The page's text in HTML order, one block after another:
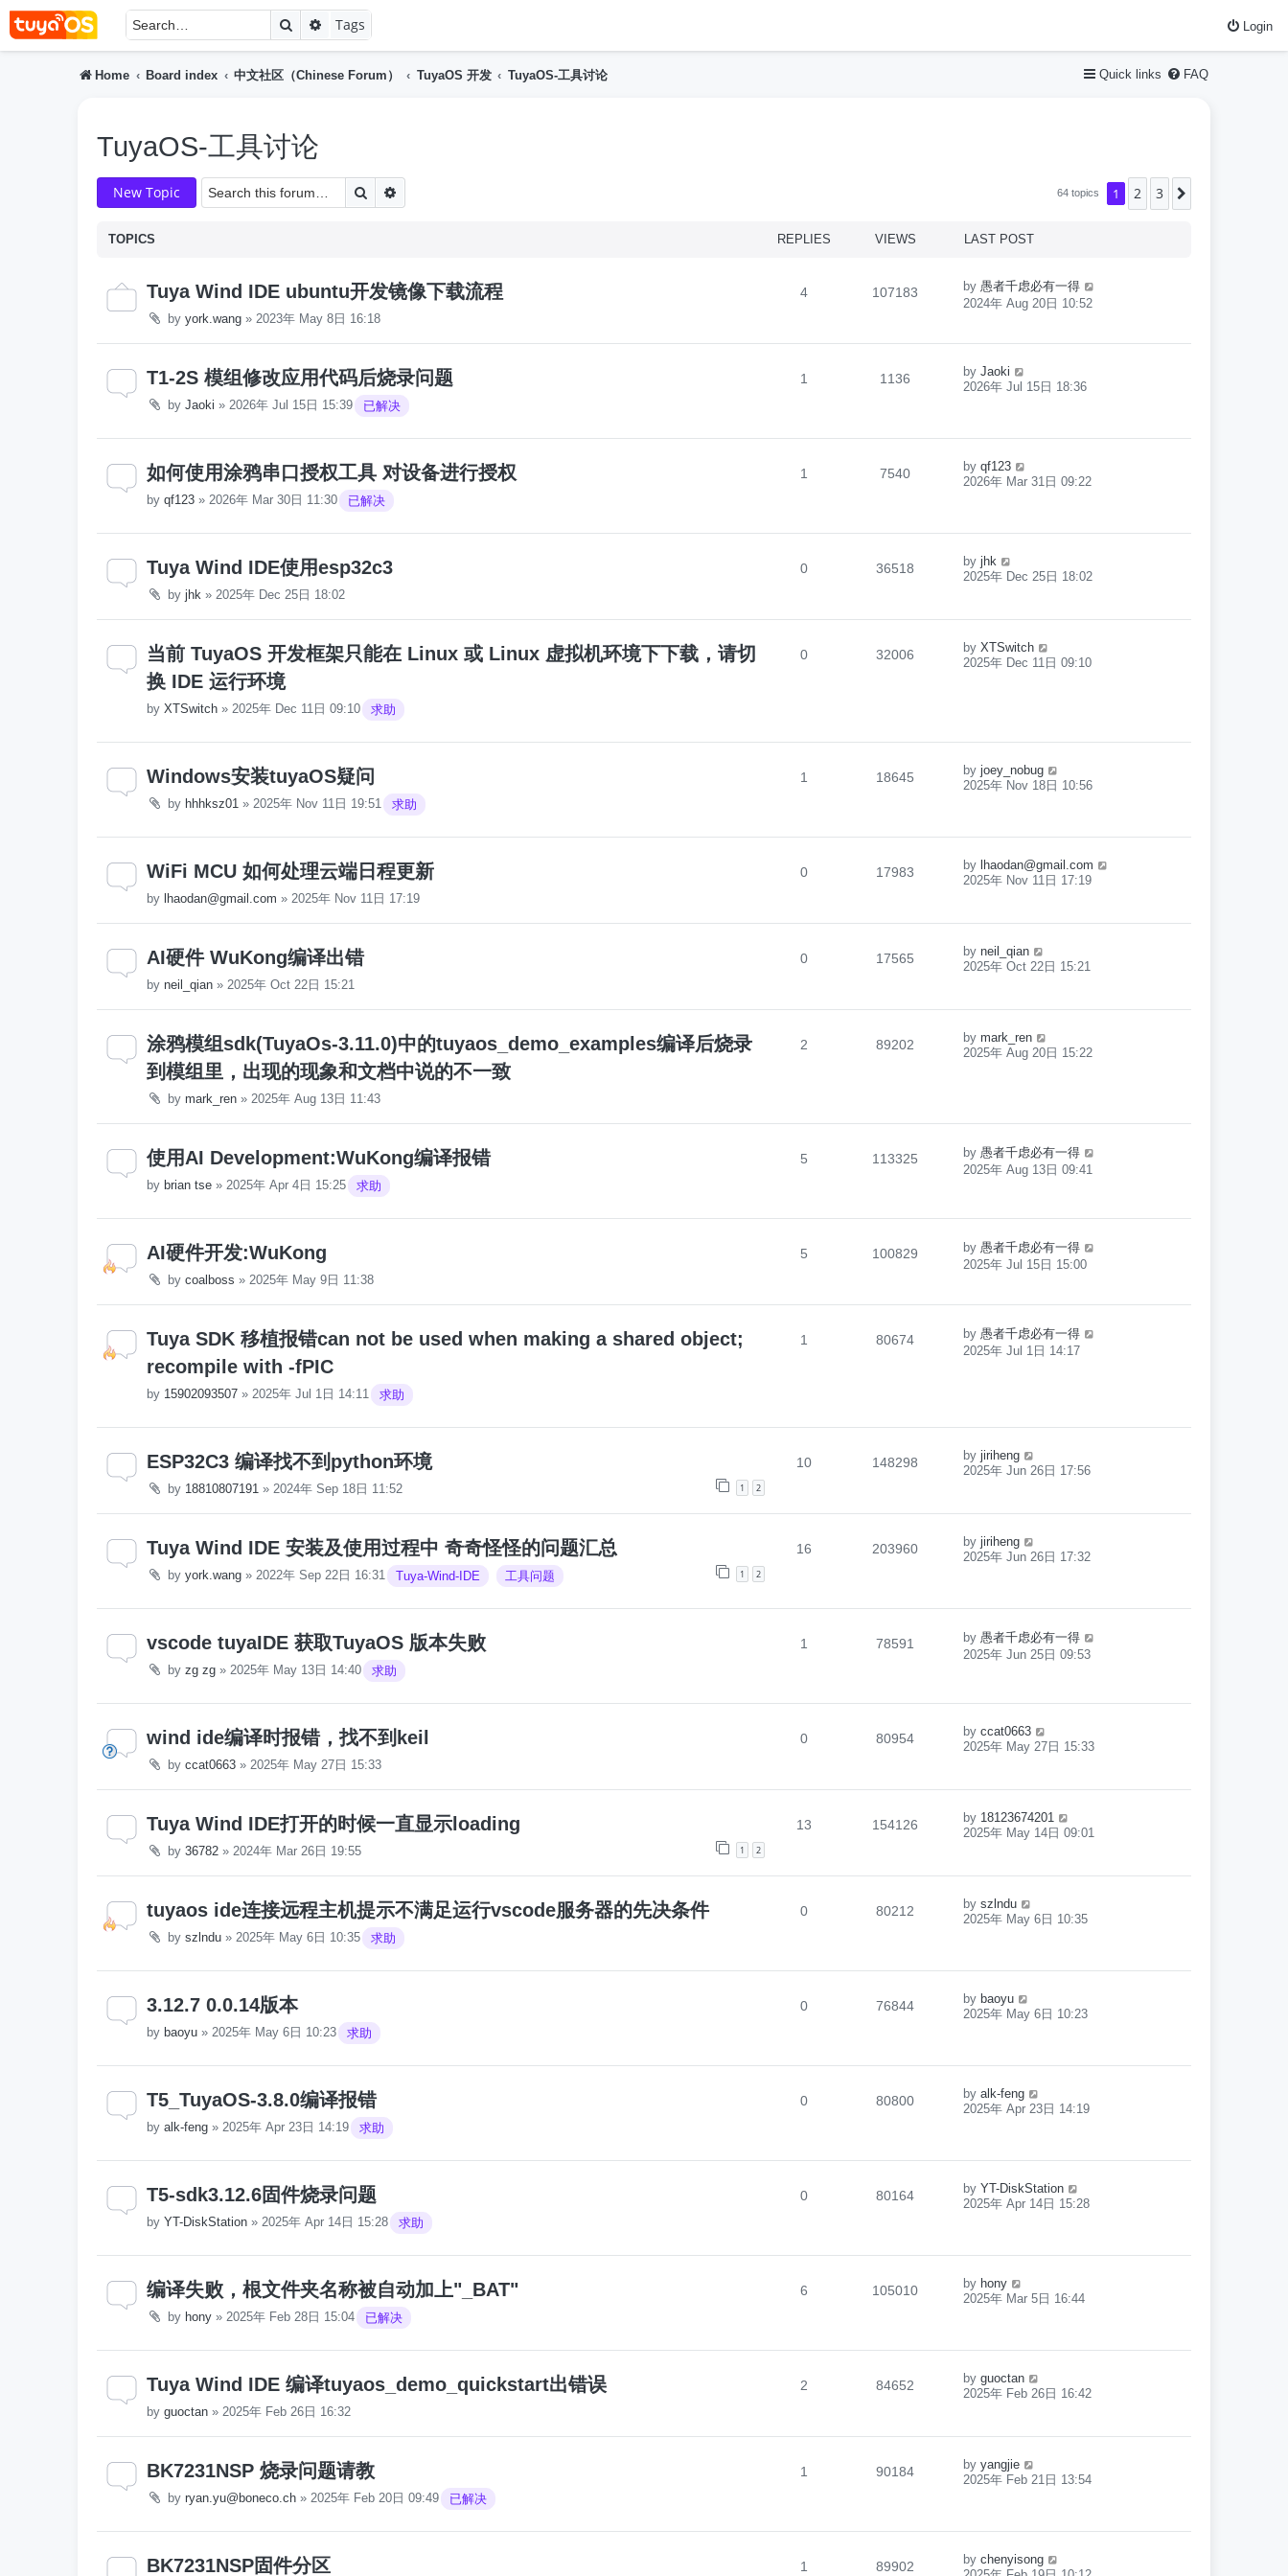
Login
SearchAdvanced search
Tags
Quick links FAQ
Home Board index 中文社区（Chinese Forum） TuyaOS 开发 TuyaOS-工具讨论
TuyaOS-工具讨论
New Topic Search 64 topics 1 2 3
TOPICS REPLIES VIEWS LAST POST
Tuya Wind IDE ubuntu开发镜像下载流程
by york.wang » 2023年 May 8日 16:18
4 107183 by 愚者千虑必有一得
2024年 Aug 20日 10:52
T1-2S 模组修改应用代码后烧录问题
by Jaoki » 2026年 Jul 15日 15:39 已解决
1 1136 by Jaoki
2026年 Jul 15日 18:36
如何使用涂鸦串口授权工具 对设备进行授权
by qf123 » 2026年 Mar 30日 11:30 已解决
1 7540 by qf123
2026年 Mar 31日 09:22
Tuya Wind IDE使用esp32c3
by jhk » 2025年 Dec 25日 18:02
0 36518 by jhk
2025年 Dec 25日 18:02
当前 TuyaOS 开发框架只能在 Linux 或 Linux 虚拟机环境下下载，请切
换 IDE 运行环境
by XTSwitch » 2025年 Dec 11日 09:10 求助
0 32006 by XTSwitch
2025年 Dec 11日 09:10
Windows安装tuyaOS疑问
by hhhksz01 » 2025年 Nov 11日 19:51 求助
1 18645 by joey_nobug
2025年 Nov 18日 10:56
WiFi MCU 如何处理云端日程更新
by lhaodan@gmail.com » 2025年 Nov 11日 17:19
0 17983 by lhaodan@gmail.com
2025年 Nov 11日 17:19
AI硬件 WuKong编译出错
by neil_qian » 2025年 Oct 22日 15:21
0 17565 by neil_qian
2025年 Oct 22日 15:21
涂鸦模组sdk(TuyaOs-3.11.0)中的tuyaos_demo_examples编译后烧录
到模组里，出现的现象和文档中说的不一致
by mark_ren » 2025年 Aug 13日 11:43
2 89202 by mark_ren
2025年 Aug 20日 15:22
使用AI Development:WuKong编译报错
by brian tse » 2025年 Apr 4日 15:25 求助
5 113325 by 愚者千虑必有一得
2025年 Aug 13日 09:41
AI硬件开发:WuKong
by coalboss » 2025年 May 9日 11:38
5 100829 by 愚者千虑必有一得
2025年 Jul 15日 15:00
Tuya SDK 移植报错can not be used when making a shared object;
recompile with -fPIC
by 15902093507 » 2025年 Jul 1日 14:11 求助
1 80674 by 愚者千虑必有一得
2025年 Jul 1日 14:17
ESP32C3 编译找不到python环境
by 18810807191 » 2024年 Sep 18日 11:52 1 2
10 148298 by jiriheng
2025年 Jun 26日 17:56
Tuya Wind IDE 安装及使用过程中 奇奇怪怪的问题汇总
by york.wang » 2022年 Sep 22日 16:31 1 2
Tuya-Wind-IDE 工具问题
16 203960 by jiriheng
2025年 Jun 26日 17:32
vscode tuyaIDE 获取TuyaOS 版本失败
by zg zg » 2025年 May 13日 14:40 求助
1 78591 by 愚者千虑必有一得
2025年 Jun 25日 09:53
wind ide编译时报错，找不到keil
by ccat0663 » 2025年 May 27日 15:33
0 80954 by ccat0663
2025年 May 27日 15:33
Tuya Wind IDE打开的时候一直显示loading
by 36782 » 2024年 Mar 26日 19:55 1 2
13 154126 by 18123674201
2025年 May 14日 09:01
tuyaos ide连接远程主机提示不满足运行vscode服务器的先决条件
by szlndu » 2025年 May 6日 10:35 求助
0 80212 by szlndu
2025年 May 6日 10:35
3.12.7 0.0.14版本
by baoyu » 2025年 May 6日 10:23 求助
0 76844 by baoyu
2025年 May 6日 10:23
T5_TuyaOS-3.8.0编译报错
by alk-feng » 2025年 Apr 23日 14:19 求助
0 80800 by alk-feng
2025年 Apr 23日 14:19
T5-sdk3.12.6固件烧录问题
by YT-DiskStation » 2025年 Apr 14日 15:28 求助
0 80164 by YT-DiskStation
2025年 Apr 14日 15:28
编译失败，根文件夹名称被自动加上"_BAT"
by hony » 2025年 Feb 28日 15:04 已解决
6 105010 by hony
2025年 Mar 5日 16:44
Tuya Wind IDE 编译tuyaos_demo_quickstart出错误
by guoctan » 2025年 Feb 26日 16:32
2 84652 by guoctan
2025年 Feb 26日 16:42
BK7231NSP 烧录问题请教
by ryan.yu@boneco.ch » 2025年 Feb 20日 09:49 已解决
1 90184 by yangjie
2025年 Feb 21日 13:54
BK7231NSP固件分区 1 89902 by chenyisong